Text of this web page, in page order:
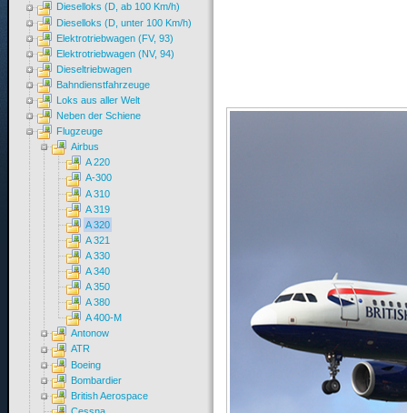
Dieselloks (D, ab 100 Km/h)
Dieselloks (D, unter 100 Km/h)
Elektrotriebwagen (FV, 93)
Elektrotriebwagen (NV, 94)
Dieseltriebwagen
Bahndienstfahrzeuge
Loks aus aller Welt
Neben der Schiene
Flugzeuge
Airbus
A 220
A-300
A 310
A 319
A 320
A 321
A 330
A 340
A 350
A 380
A 400-M
Antonow
ATR
Boeing
Bombardier
British Aerospace